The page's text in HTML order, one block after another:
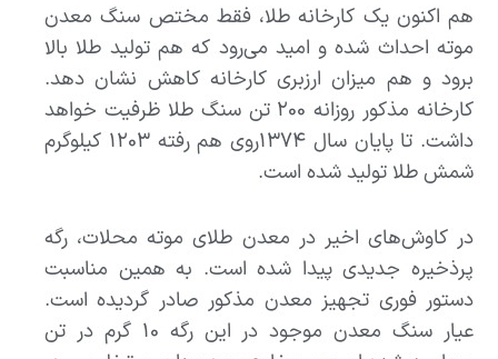
هم اکنون یک کارخانه طلا، ‌فقط مختص سنگ معدن
موته احداث شده و امید می‌رود که هم تولید طلا بالا
برود و هم میزان ارزبری کارخانه کاهش نشان دهد.
کارخانه مذکور روزانه ۲۰۰ تن سنگ طلا ظرفیت خواهد
داشت. تا پایان سال ۱۳۷۴روی هم رفته ۱۲۰۳ کیلوگرم
شمش طلا تولید شده است.
در کاوش‌های اخیر در معدن طلای موته محلات، رگه
پرذخیره جدیدی پیدا شده است. به همین مناسبت
دستور فوری تجهیز معدن مذکور صادر گردیده است.
عیار سنگ معدن موجود در این رگه ۱۰ گرم در تن